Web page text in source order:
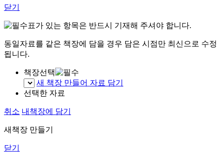
닫기
표가 있는 항목은 반드시 기재해 주셔야 합니다.
동일자료를 같은 책장에 담을 경우 담은 시점만 최신으로 수정
됩니다.
책장선택
새 책장 만들어 자료 담기
선택한 자료
취소 내책장에 담기
새책장 만들기
닫기